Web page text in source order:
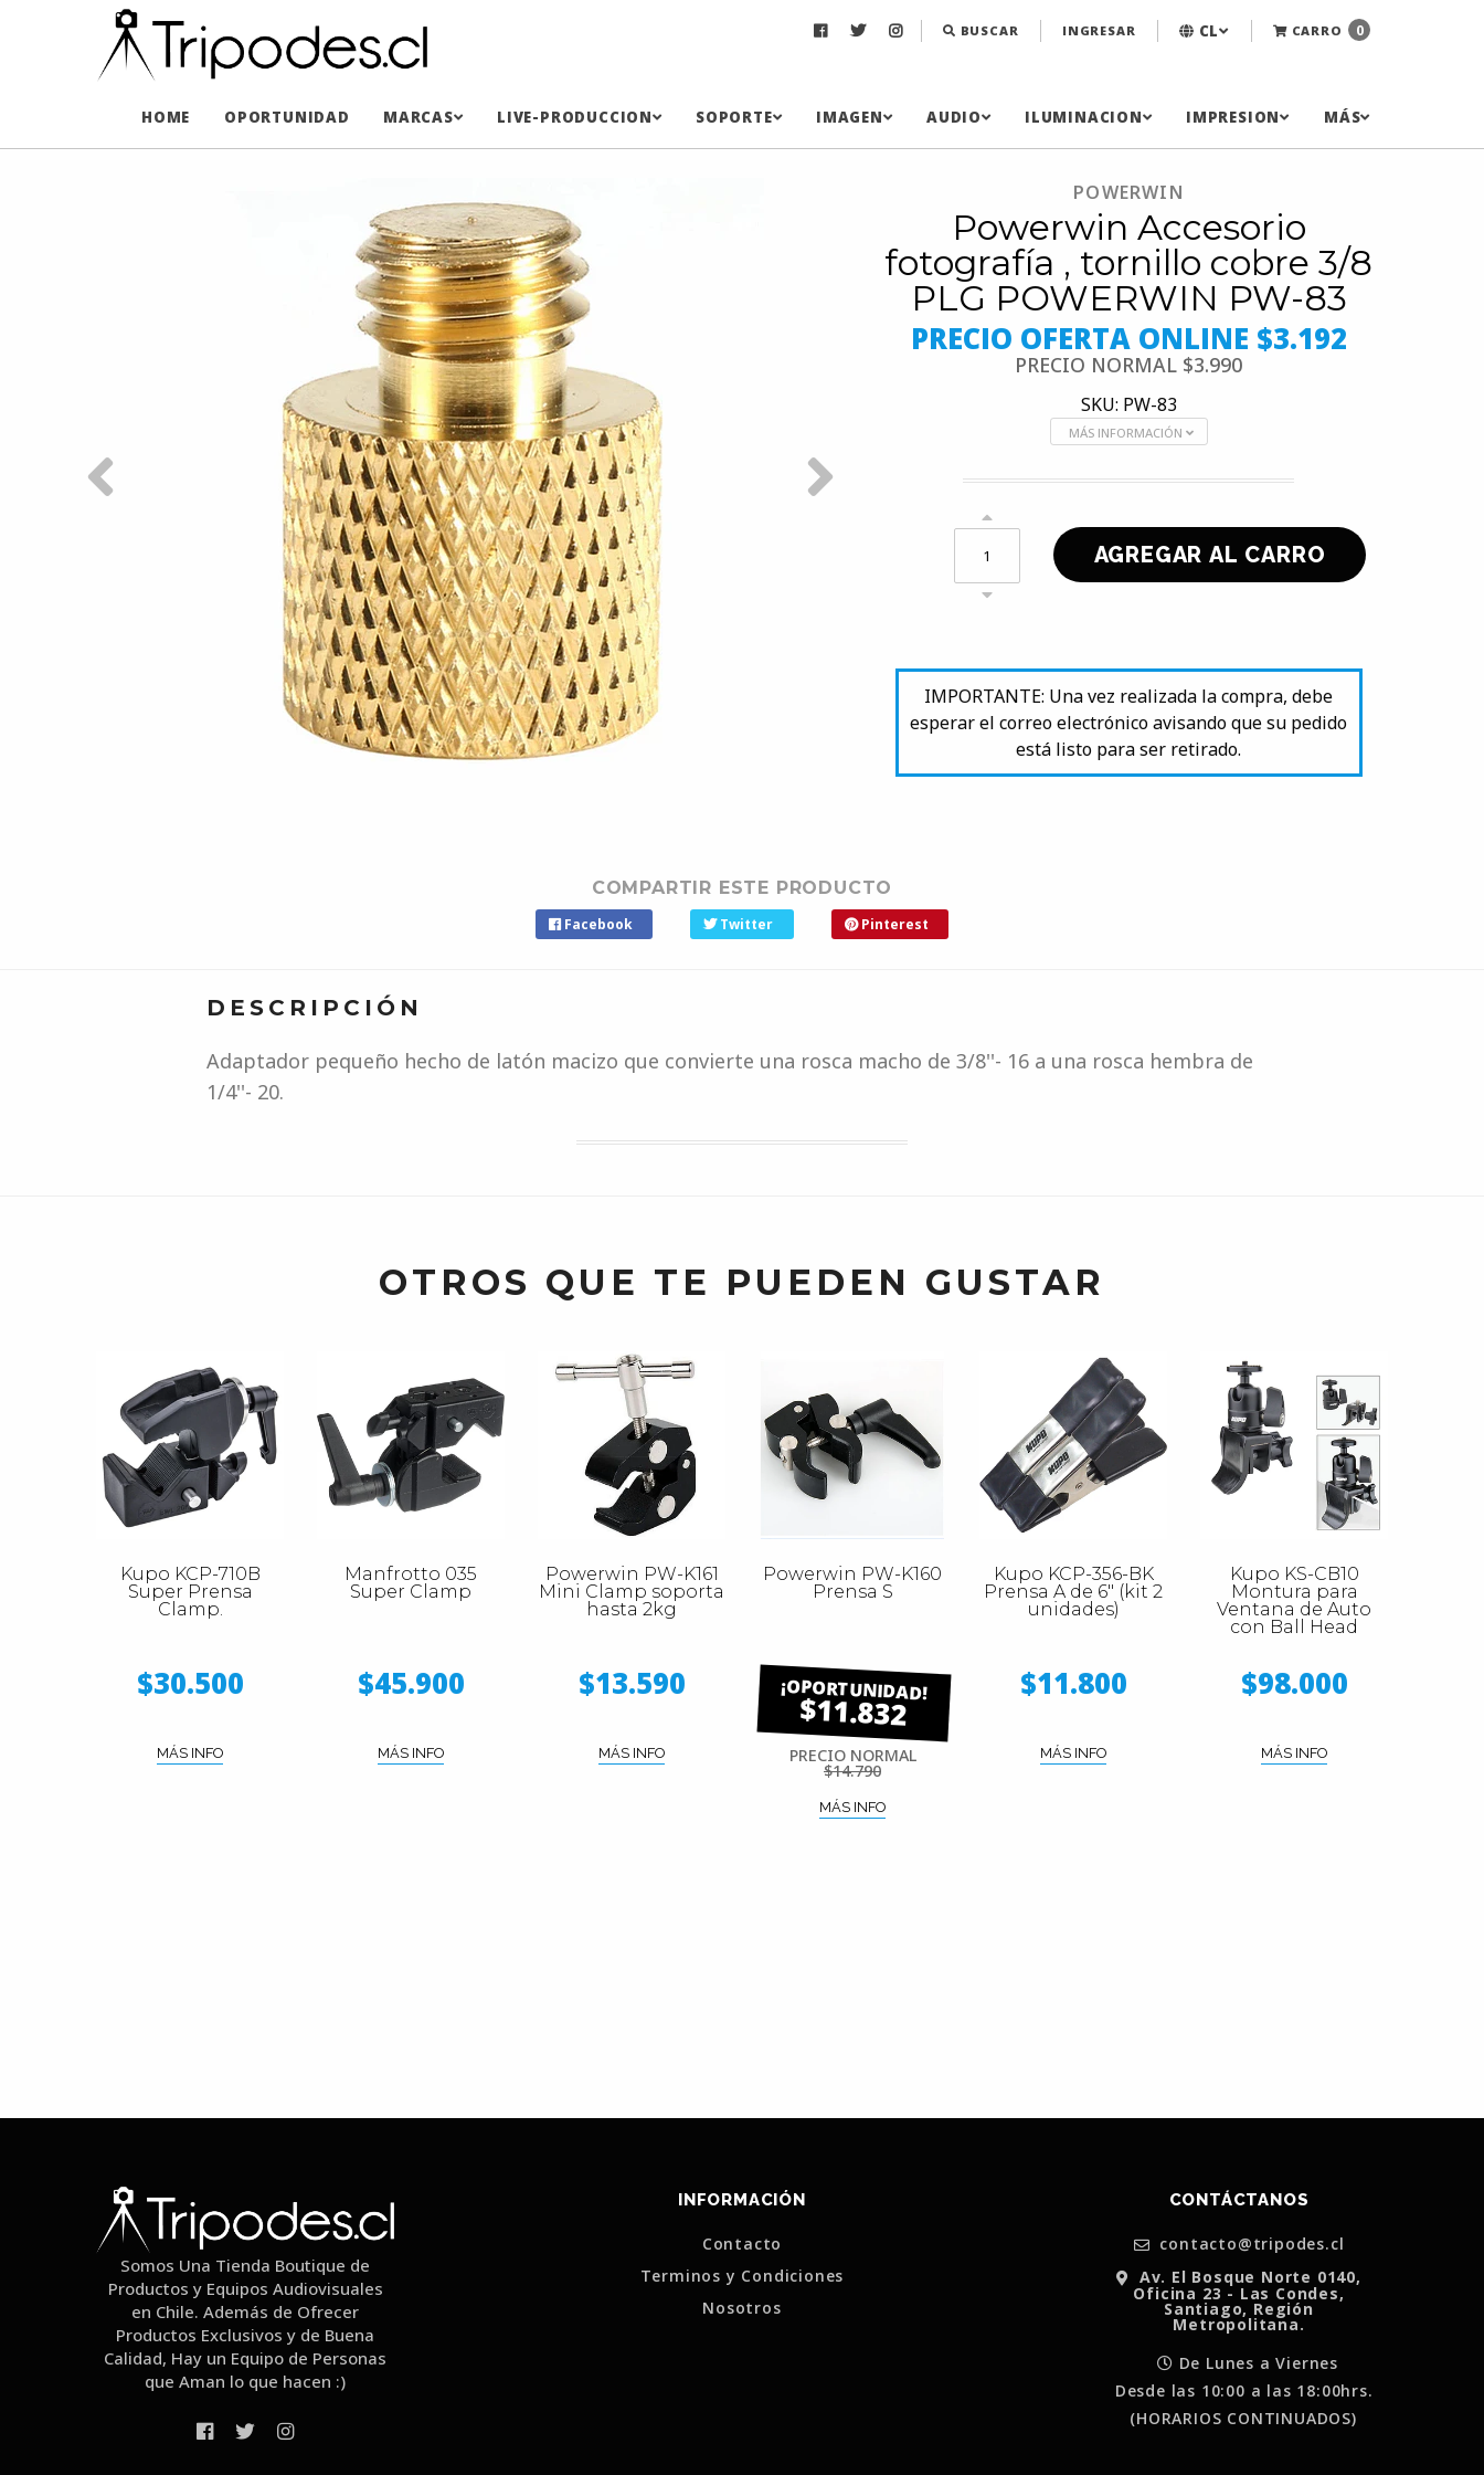
BUSCAR INGRESAR CL CARRO 0
HOME OPORTUNIDAD MARCAS LIVE-PRODUCCION SOPORTE IMAGEN AUDIO ILUMINACION IMPRESION MÁS
POWERWIN
Powerwin Accesorio
fotografía , tornillo cobre 3/8
PLG POWERWIN PW-83
PRECIO OFERTA ONLINE $3.192
PRECIO NORMAL $3.990
SKU: PW-83
MÁS INFORMACIÓN
IMPORTANTE: Una vez realizada la compra, debe
esperar el correo electrónico avisando que su pedido
está listo para ser retirado.
COMPARTIR ESTE PRODUCTO
Facebook Twitter Pinterest
DESCRIPCIÓN
Adaptador pequeño hecho de latón macizo que convierte una rosca macho de 3/8''- 16 a una rosca hembra de
1/4''- 20.
OTROS QUE TE PUEDEN GUSTAR
Kupo KCP-710B
Super Prensa
Clamp.
$30.500
MÁS INFO
Manfrotto 035
Super Clamp
$45.900
MÁS INFO
Powerwin PW-K161
Mini Clamp soporta
hasta 2kg
$13.590
MÁS INFO
Powerwin PW-K160
Prensa S
$11.832
PRECIO NORMAL
$14.790
MÁS INFO
Kupo KCP-356-BK
Prensa A de 6" (kit 2
unidades)
$11.800
MÁS INFO
Kupo KS-CB10
Montura para
Ventana de Auto
con Ball Head
$98.000
MÁS INFO
Somos Una Tienda Boutique de
Productos y Equipos Audiovisuales
en Chile. Además de Ofrecer
Productos Exclusivos y de Buena
Calidad, Hay un Equipo de Personas
que Aman lo que hacen :)
INFORMACIÓN
Contacto
Terminos y Condiciones
Nosotros
CONTÁCTANOS
contacto@tripodes.cl
Av. El Bosque Norte 0140,
Oficina 23 - Las Condes,
Santiago, Región
Metropolitana.
De Lunes a Viernes
Desde las 10:00 a las 18:00hrs.
(HORARIOS CONTINUADOS)